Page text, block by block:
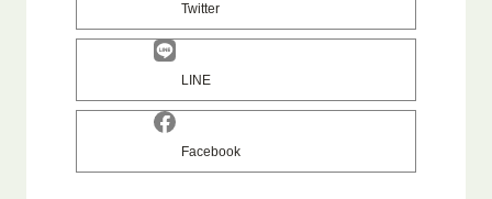
Twitter
LINE
Facebook